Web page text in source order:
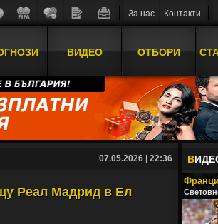
За нас Контакти
ВИДЕО ОТБОРИ
07.05.2026 | 22:36
Реал Мадрид в Ел
В